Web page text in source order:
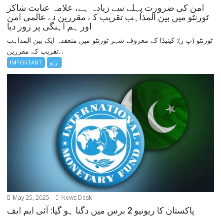
امن کی ضرورت پہلے سے زیادہ ہے، علامہ عنایت شاکر
ٹورنٹو میں بین المذاہب تقریب کے مقررین نے عالمی امن
اور ہم آہنگی پر زور دیا
ٹورنٹو (پ ر): کینیڈا کے معروف شہر ٹورنٹو میں منعقدہ ایک بین المذاہب
تقریب کے مقررین...
IMPORTANT اردو
May 25, 2025 News Desk
پاکستان کا ریونیو 2 برس میں دگنا ہو گیا: آئی ایم ایف